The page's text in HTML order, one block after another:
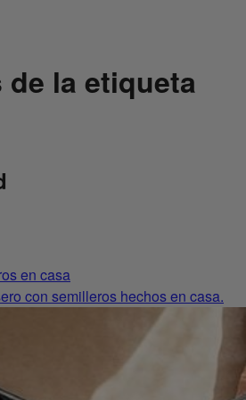
la etiqueta
en casa
con semilleros hechos en casa.